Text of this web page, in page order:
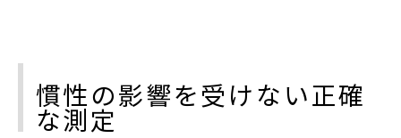
慣性の影響を受けない正確
な測定